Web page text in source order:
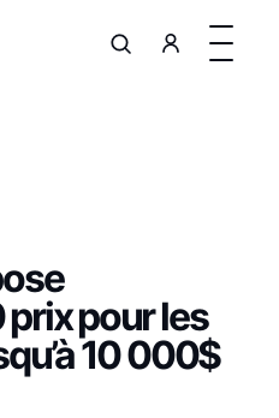
pour les
10 000$